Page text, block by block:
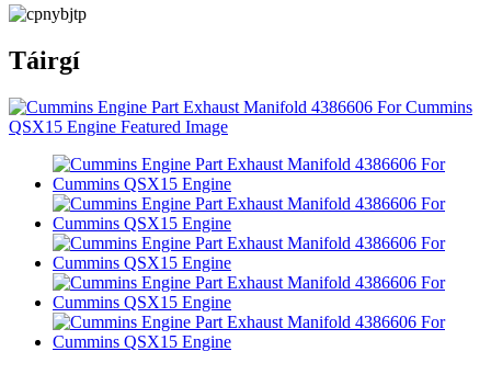
Táirgí